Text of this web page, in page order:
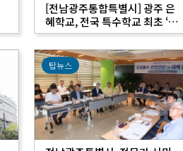
[전남광주통합특별시] 광주 은
혜학교, 전국 특수학교 최초 ‘환
경교육 우수학교’ 지정…
탑뉴스